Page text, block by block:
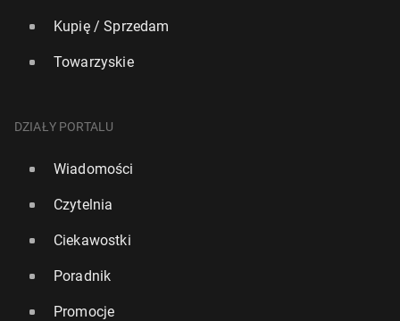
Kupię / Sprzedam
Towarzyskie
DZIAŁY PORTALU
Wiadomości
Czytelnia
Ciekawostki
Poradnik
Promocje